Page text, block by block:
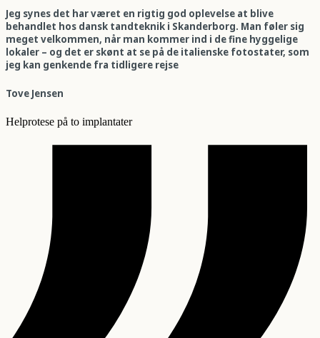
Jeg synes det har været en rigtig god oplevelse at blive
behandlet hos dansk tandteknik i Skanderborg. Man føler sig
meget velkommen, når man kommer ind i de fine hyggelige
lokaler – og det er skønt at se på de italienske fotostater, som
jeg kan genkende fra tidligere rejse
Tove Jensen
Helprotese på to implantater